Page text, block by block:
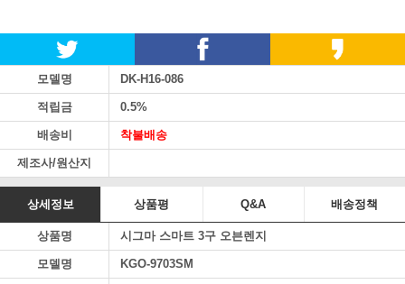
모델명 DK-H16-086
적립금 0.5%
배송비 착불배송
제조사/원산지
상세정보 상품평 Q&A 배송정책
상품명 시그마 스마트 3구 오븐렌지
모델명 KGO-9703SM